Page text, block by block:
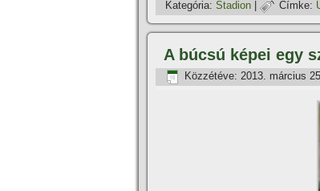
Kategória: Stadion Címke:
A búcsú képei egy
Közzétéve: 2013. március